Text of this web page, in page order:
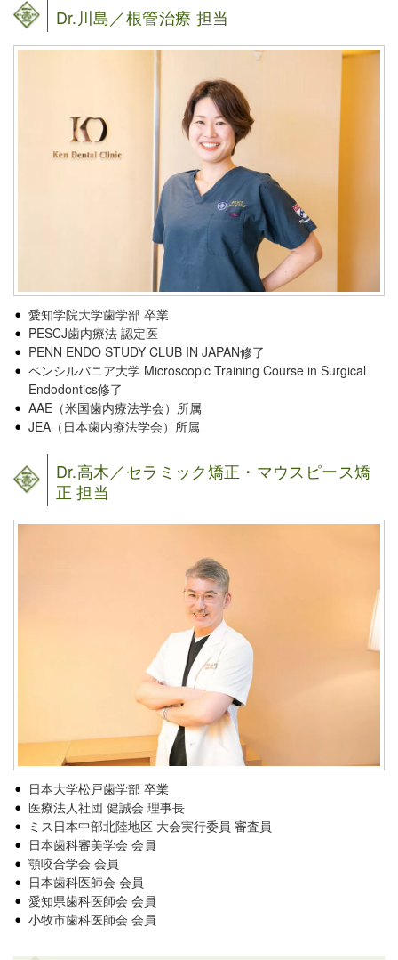
Dr.川島／根管治療 担当
愛知学院大学歯学部 卒業
PESCJ歯内療法 認定医
PENN ENDO STUDY CLUB IN JAPAN修了
ペンシルバニア大学 Microscopic Training Course in Surgical
Endodontics修了
AAE（米国歯内療法学会）所属
JEA（日本歯内療法学会）所属
Dr.高木／セラミック矯正・マウスピース矯
正 担当
日本大学松戸歯学部 卒業
医療法人社団 健誠会 理事長
ミス日本中部北陸地区 大会実行委員 審査員
日本歯科審美学会 会員
顎咬合学会 会員
日本歯科医師会 会員
愛知県歯科医師会 会員
小牧市歯科医師会 会員